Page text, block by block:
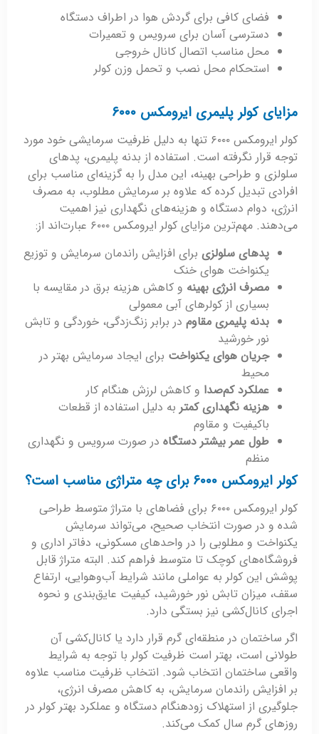
فضای کافی برای گردش هوا در اطراف دستگاه
دسترسی آسان برای سرویس و تعمیرات
محل مناسب اتصال کانال خروجی
استحکام محل نصب و تحمل وزن کولر
مزایای کولر پلیمری ایرومکس ۶۰۰۰
کولر ایرومکس ۶۰۰۰ تنها به دلیل ظرفیت سرمایشی خود مورد
توجه قرار نگرفته است. استفاده از بدنه پلیمری، پدهای
سلولزی و طراحی بهینه، این مدل را به گزینه‌ای مناسب برای
افرادی تبدیل کرده که علاوه بر سرمایش مطلوب، به مصرف
انرژی، دوام دستگاه و هزینه‌های نگهداری نیز اهمیت
می‌دهند. مهم‌ترین مزایای کولر ایرومکس ۶۰۰۰ عبارت‌اند از:
پدهای سلولزی برای افزایش راندمان سرمایش و توزیع
یکنواخت هوای خنک
مصرف انرژی بهینه و کاهش هزینه برق در مقایسه با
بسیاری از کولرهای آبی معمولی
بدنه پلیمری مقاوم در برابر زنگ‌زدگی، خوردگی و تابش
نور خورشید
جریان هوای یکنواخت برای ایجاد سرمایش بهتر در
محیط
عملکرد کم‌صدا و کاهش لرزش هنگام کار
هزینه نگهداری کمتر به دلیل استفاده از قطعات
باکیفیت و مقاوم
طول عمر بیشتر دستگاه در صورت سرویس و نگهداری
منظم
کولر ایرومکس ۶۰۰۰ برای چه متراژی مناسب است؟
کولر ایرومکس ۶۰۰۰ برای فضاهای با متراژ متوسط طراحی
شده و در صورت انتخاب صحیح، می‌تواند سرمایش
یکنواخت و مطلوبی را در واحدهای مسکونی، دفاتر اداری و
فروشگاه‌های کوچک تا متوسط فراهم کند. البته متراژ قابل
پوشش این کولر به عواملی مانند شرایط آب‌وهوایی، ارتفاع
سقف، میزان تابش نور خورشید، کیفیت عایق‌بندی و نحوه
اجرای کانال‌کشی نیز بستگی دارد.
اگر ساختمان در منطقه‌ای گرم قرار دارد یا کانال‌کشی آن
طولانی است، بهتر است ظرفیت کولر با توجه به شرایط
واقعی ساختمان انتخاب شود. انتخاب ظرفیت مناسب علاوه
بر افزایش راندمان سرمایش، به کاهش مصرف انرژی،
جلوگیری از استهلاک زودهنگام دستگاه و عملکرد بهتر کولر در
روزهای گرم سال کمک می‌کند.